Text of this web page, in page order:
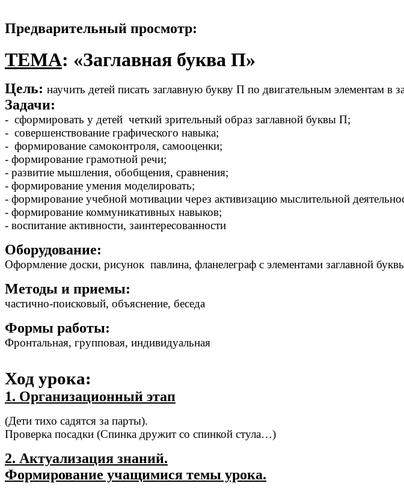
Предварительный просмотр:
ТЕМА: «Заглавная буква П»
Цель: научить детей писать заглавную букву П по двигательным элементам в
Задачи:
- сформировать у детей четкий зрительный образ заглавной буквы П;
- совершенствование графического навыка;
- формирование самоконтроля, самооценки;
- формирование грамотной речи;
- развитие мышления, обобщения, сравнения;
- формирование умения моделировать;
- формирование учебной мотивации через активизацию мыслительной
- формирование коммуникативных навыков;
- воспитание активности, заинтересованности
Оборудование:
Оформление доски, рисунок павлина, фланелеграф с элементами заглавной
Методы и приемы:
частично-поисковый, объяснение, беседа
Формы работы:
Фронтальная, групповая, индивидуальная
Ход урока:
1. Организационный этап
(Дети тихо садятся за парты).
Проверка посадки (Спинка дружит со спинкой стула…)
2. Актуализация знаний.
Формирование учащимися темы урока.